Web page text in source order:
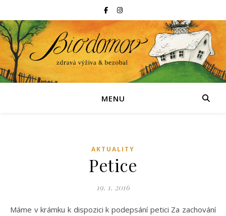
MENU
AKTUALITY
Petice
19. 1. 2016
Máme v krámku k dispozici k podepsání petici Za zachování